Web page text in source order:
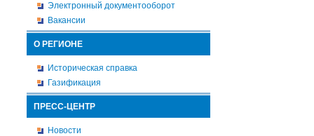
Электронный документооборот
Вакансии
О РЕГИОНЕ
Историческая справка
Газификация
ПРЕСС-ЦЕНТР
Новости